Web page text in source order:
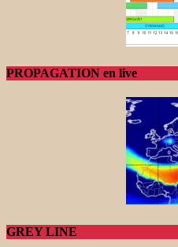
PROPAGATION en live
GREY LINE